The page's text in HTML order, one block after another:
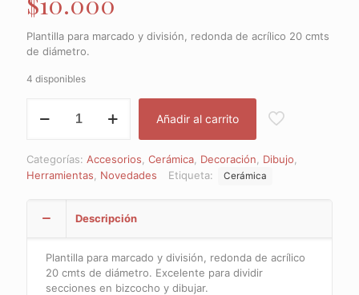
Plantilla para marcado y división, redonda de acrílico 20 cmts
de diámetro.
4 disponibles
para
división,
redonda
cmts
diámetro.
cantidad
Añadir al carrito
Categorías: Accesorios Cerámica Decoración Dibujo
Herramientas
Novedades Etiqueta: Cerámica
Descripción
Plantilla para marcado y división, redonda de acrílico
20 cmts de diámetro. Excelente para dividir
secciones en bizcocho y dibujar.